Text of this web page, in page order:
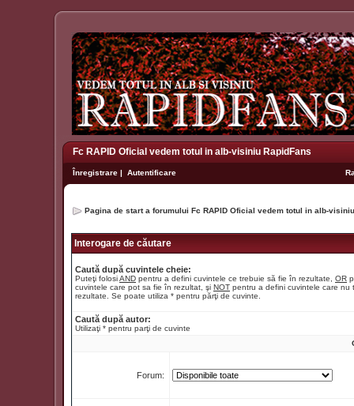
Fc RAPID Oficial vedem totul in alb-visiniu RapidFans
Înregistrare | Autentificare
Pagina de start a forumului Fc RAPID Oficial vedem totul in alb-
Interogare de căutare
Caută după cuvintele cheie:
Puteţi folosiAND pentru a defini cuvintele ce trebuie să fie în rezultate, OR
cuvintele care pot sa fie în rezultat, şi NOT pentru a defini cuvintele care nu
rezultate. Se poate utiliza * pentru părţi de cuvinte.
Caută după autor:
Utilizaţi * pentru parţi de cuvinte
Forum: